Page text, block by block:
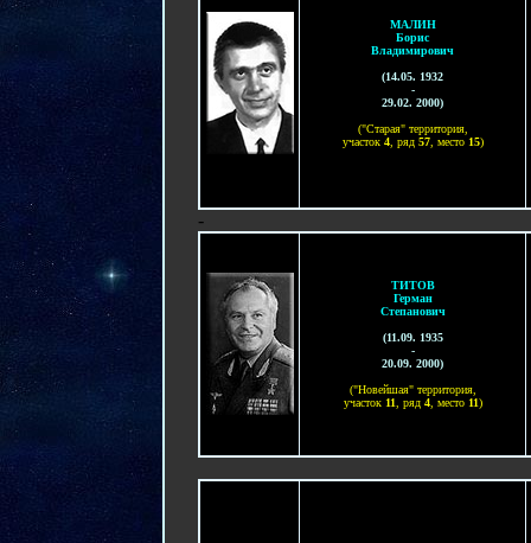
МАЛИН
Борис
Владимирович
(14.05. 1932
-
29.02. 2000)
("Старая" территория,
участок 4, ряд 57, место 15)
-
ТИТОВ
Герман
Степанович
(11.09. 1935
-
20.09. 2000)
("Новейшая" территория,
участок 11, ряд 4, место 11)